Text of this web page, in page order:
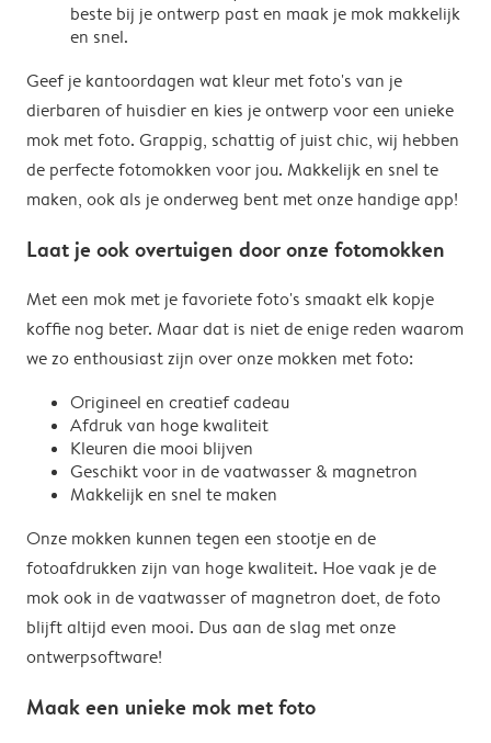
beste bij je ontwerp past en maak je mok makkelijk
en snel.
Geef je kantoordagen wat kleur met foto's van je
dierbaren of huisdier en kies je ontwerp voor een unieke
mok met foto. Grappig, schattig of juist chic, wij hebben
de perfecte fotomokken voor jou. Makkelijk en snel te
maken, ook als je onderweg bent met onze handige app!
Laat je ook overtuigen door onze fotomokken
Met een mok met je favoriete foto's smaakt elk kopje
koffie nog beter. Maar dat is niet de enige reden waarom
we zo enthousiast zijn over onze mokken met foto:
Origineel en creatief cadeau
Afdruk van hoge kwaliteit
Kleuren die mooi blijven
Geschikt voor in de vaatwasser & magnetron
Makkelijk en snel te maken
Onze mokken kunnen tegen een stootje en de
fotoafdrukken zijn van hoge kwaliteit. Hoe vaak je de
mok ook in de vaatwasser of magnetron doet, de foto
blijft altijd even mooi. Dus aan de slag met onze
ontwerpsoftware!
Maak een unieke mok met foto